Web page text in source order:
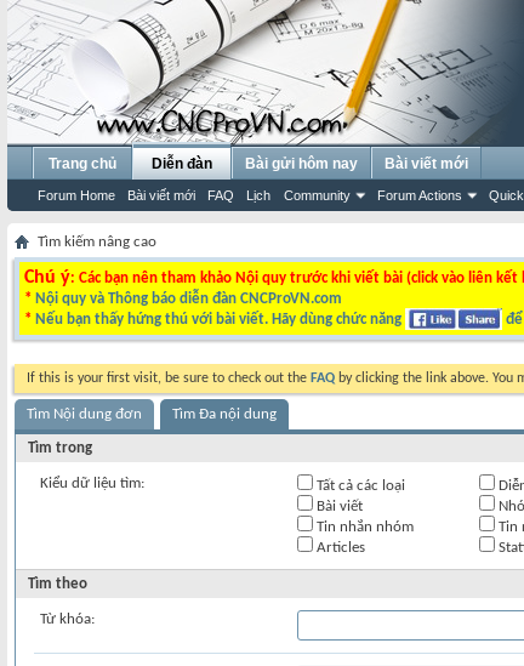
Trang chủ Diễn đàn
Forum Home Bài viết mới FAQ Lịch Community Forum Actions
Bài gửi hôm nay Bài viết mới
Tìm kiếm nâng cao
Chú ý: Các bạn nên tham khảo Nội quy trước khi viết bài (click vào liên
* Nội quy và Thông báo diễn đàn CNCProVN.com
* Nếu bạn thấy hứng thú với bài viết. Hãy dùng chức năng
If this is your first visit, be sure to check out the FAQ by clicking the link above. You
Tìm Nội dung đơn Tìm Đa nội dung
Tìm trong
Kiểu dữ liệu tìm: Tất cả các loại
Bài viết
Tin nhắn nhóm
Tin
Articles
Tìm theo
Từ khóa: